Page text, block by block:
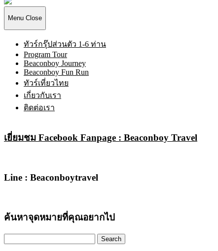
Travel
Company
Menu Close
ทัวร์กรุ๊ปส่วนตัว 1-6 ท่าน
Program Tour
Beaconboy Journey
Beaconboy Fun Run
ทัวร์เที่ยวไทย
เกี่ยวกับเรา
ติดต่อเรา
เยี่ยมชม Facebook Fanpage : Beaconboy Travel
Line : Beaconboytravel
ค้นหาจุดหมายที่คุณอยากไป
for: